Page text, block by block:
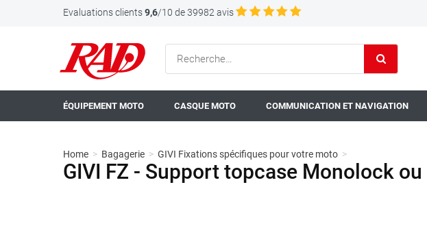
Evaluations clients9,6/10 de 39982 avis
ÉQUIPEMENT MOTO CASQUE MOTO COMMUNICATION ET NAVIGATION
Home > Bagagerie > GIVI Fixations spécifiques pour votre moto >
GIVI FZ - Support topcase Monolock